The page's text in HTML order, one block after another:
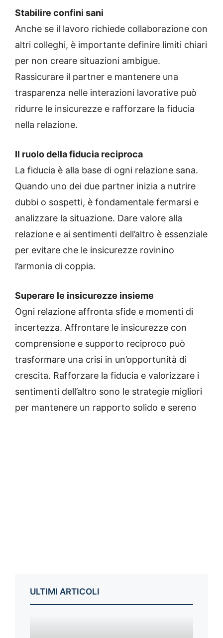
Stabilire confini sani
Anche se il lavoro richiede collaborazione con
altri colleghi, è importante definire limiti chiari
per non creare situazioni ambigue.
Rassicurare il partner e mantenere una
trasparenza nelle interazioni lavorative può
ridurre le insicurezze e rafforzare la fiducia
nella relazione.
Il ruolo della fiducia reciproca
La fiducia è alla base di ogni relazione sana.
Quando uno dei due partner inizia a nutrire
dubbi o sospetti, è fondamentale fermarsi e
analizzare la situazione. Dare valore alla
relazione e ai sentimenti dell’altro è essenziale
per evitare che le insicurezze rovinino
l’armonia di coppia.
Superare le insicurezze insieme
Ogni relazione affronta sfide e momenti di
incertezza. Affrontare le insicurezze con
comprensione e supporto reciproco può
trasformare una crisi in un’opportunità di
crescita. Rafforzare la fiducia e valorizzare i
sentimenti dell’altro sono le strategie migliori
per mantenere un rapporto solido e sereno
ULTIMI ARTICOLI